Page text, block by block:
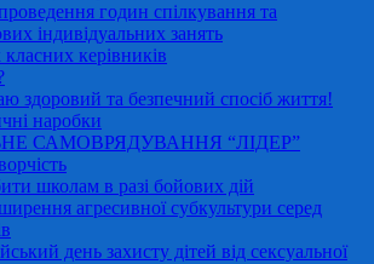
годин спілкування та
індивідуальних занять
керівників
здоровий та безпечний спосіб життя!
наробки
САМОВРЯДУВАННЯ “ЛІДЕР”
школам в разі бойових дій
агресивної субкультури серед
день захисту дітей від сексуальної